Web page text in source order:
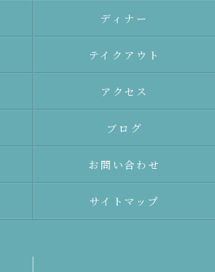
ディナー
テイクアウト
アクセス
ブログ
お問い合わせ
サイトマップ